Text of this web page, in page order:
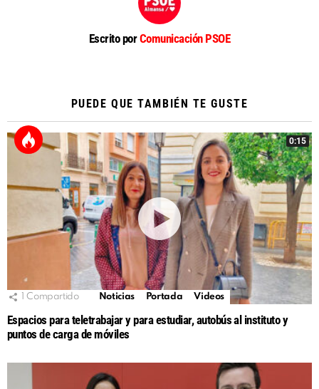
Escrito porComunicación PSOE
PUEDE QUE TAMBIÉN TE GUSTE
0:15
Compartido Noticias Portada Videos
Espacios para teletrabajar y para estudiar, autobús al instituto y
puntos de carga de móviles